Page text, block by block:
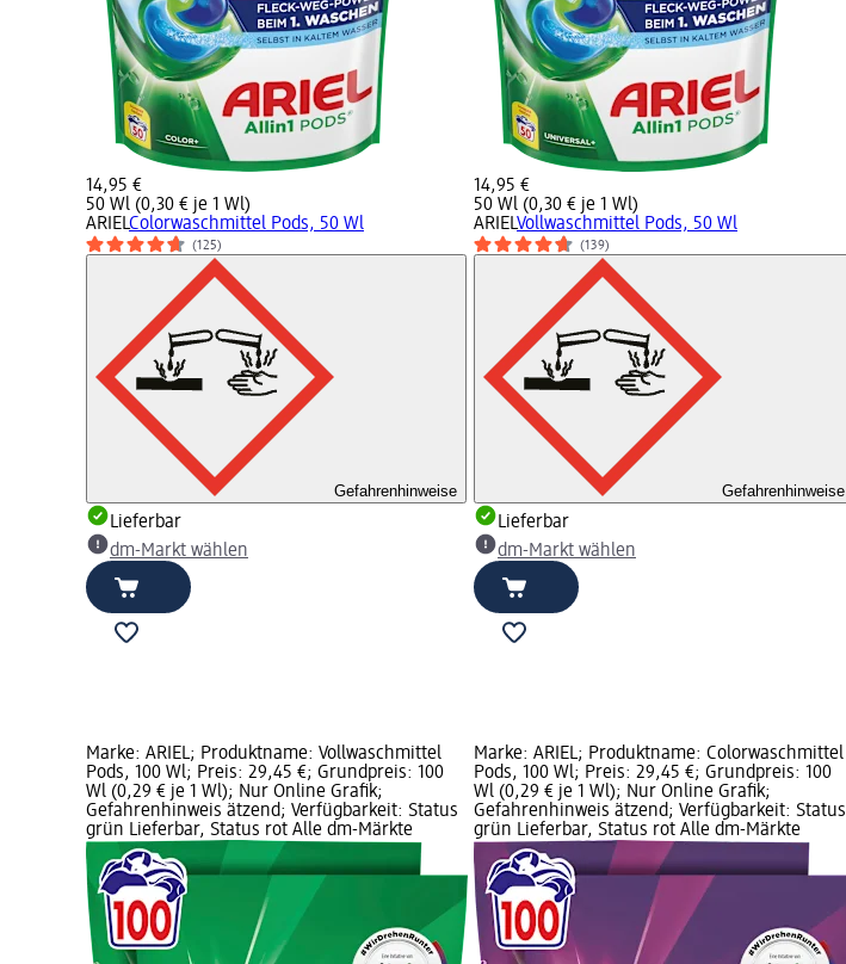
14,95 €
50 Wl (0,30 € je 1 Wl)
ARIELColorwaschmittel Pods, 50 Wl
(125)
Gefahrenhinweise
Lieferbar
dm-Markt wählen
14,95 €
50 Wl (0,30 € je 1 Wl)
ARIELVollwaschmittel Pods, 50 Wl
(139)
Gefahrenhinweise
Lieferbar
dm-Markt wählen
Marke: ARIEL; Produktname: Vollwaschmittel
Pods, 100 Wl; Preis: 29,45 €; Grundpreis: 100
Wl (0,29 € je 1 Wl); Nur Online Grafik;
Gefahrenhinweis ätzend; Verfügbarkeit: Status
grün Lieferbar, Status rot Alle dm-Märkte
Marke: ARIEL; Produktname: Colorwaschmittel
Pods, 100 Wl; Preis: 29,45 €; Grundpreis: 100
Wl (0,29 € je 1 Wl); Nur Online Grafik;
Gefahrenhinweis ätzend; Verfügbarkeit: Status
grün Lieferbar, Status rot Alle dm-Märkte